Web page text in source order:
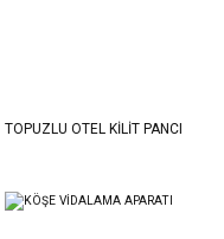
TOPUZLU OTEL KİLİT PANCI